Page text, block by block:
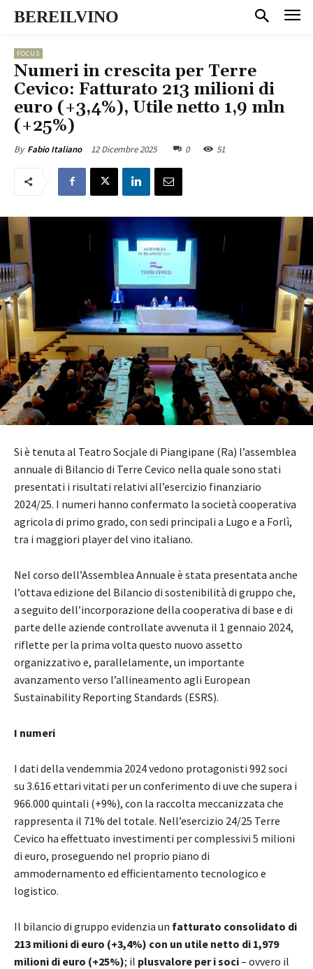
BEREILVINO
FOCUS
Numeri in crescita per Terre
Cevico: Fatturato 213 milioni di
euro (+3,4%), Utile netto 1,9 mln
(+25%)
By Fabio Italiano 12 Dicembre 2025 0 51
Si è tenuta al Teatro Socjale di Piangipane (Ra) l’assemblea
annuale di Bilancio di Terre Cevico nella quale sono stati
presentati i risultati relativi all’esercizio finanziario
2024/25. I numeri hanno confermato la società cooperativa
agricola di primo grado, con sedi principali a Lugo e a Forlì,
tra i maggiori player del vino italiano.
Nel corso dell’Assemblea Annuale è stata presentata anche
l’ottava edizione del Bilancio di sostenibilità di gruppo che,
a seguito dell’incorporazione della cooperativa di base e di
parte delle aziende controllate avvenuta il 1 gennaio 2024,
riflette per la prima volta questo nuovo assetto
organizzativo e, parallelamente, un importante
avanzamento verso l’allineamento agli European
Sustainability Reporting Standards (ESRS).
I numeri
I dati della vendemmia 2024 vedono protagonisti 992 soci
su 3.616 ettari vitati per un conferimento di uve che supera i
966.000 quintali (+9%), con la raccolta meccanizzata che
rappresenta il 71% del totale. Nell’esercizio 24/25 Terre
Cevico ha effettuato investimenti per complessivi 5 milioni
di euro, proseguendo nel proprio piano di
ammodernamento ed efficientamento tecnologico e
logistico.
Il bilancio di gruppo evidenzia un fatturato consolidato di
213 milioni di euro (+3,4%) con un utile netto di 1,979
milioni di euro (+25%); il plusvalore per i soci– ovvero il